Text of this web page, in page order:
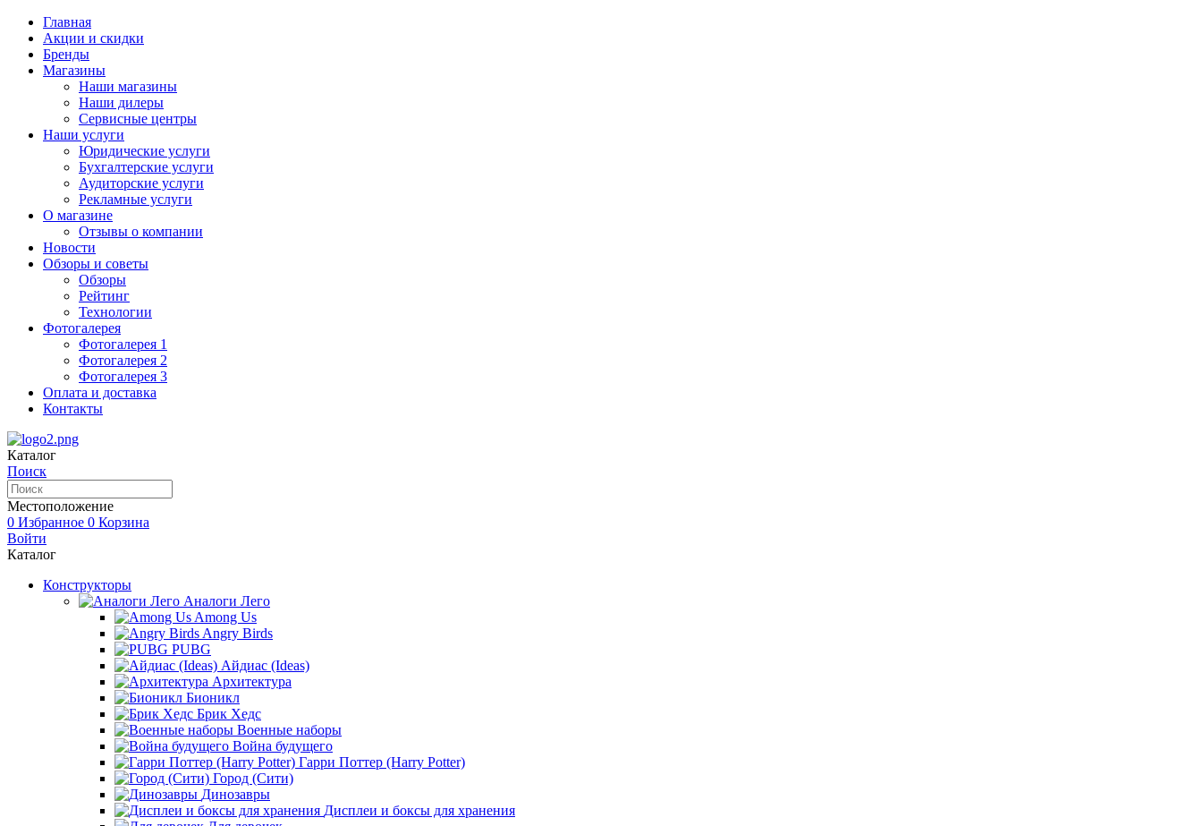
Главная
Акции и скидки
Бренды
Магазины
Наши магазины
Наши дилеры
Сервисные центры
Наши услуги
Юридические услуги
Бухгалтерские услуги
Аудиторские услуги
Рекламные услуги
О магазине
Отзывы о компании
Новости
Обзоры и советы
Обзоры
Рейтинг
Технологии
Фотогалерея
Фотогалерея 1
Фотогалерея 2
Фотогалерея 3
Оплата и доставка
Контакты
Каталог
Поиск
Местоположение
0 Избранное 0 Корзина
Войти
Каталог
Конструкторы
Аналоги Лего
Among Us
Angry Birds
PUBG
Айдиас (Ideas)
Архитектура
Бионикл
Брик Хедс
Военные наборы
Война будущего
Гарри Поттер (Harry Potter)
Город (Сити)
Динозавры
Дисплеи и боксы для хранения